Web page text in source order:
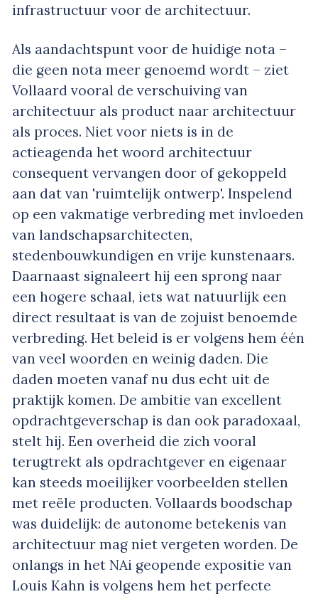
infrastructuur voor de architectuur.
Als aandachtspunt voor de huidige nota –
die geen nota meer genoemd wordt – ziet
Vollaard vooral de verschuiving van
architectuur als product naar architectuur
als proces. Niet voor niets is in de
actieagenda het woord architectuur
consequent vervangen door of gekoppeld
aan dat van 'ruimtelijk ontwerp'. Inspelend
op een vakmatige verbreding met invloeden
van landschapsarchitecten,
stedenbouwkundigen en vrije kunstenaars.
Daarnaast signaleert hij een sprong naar
een hogere schaal, iets wat natuurlijk een
direct resultaat is van de zojuist benoemde
verbreding. Het beleid is er volgens hem één
van veel woorden en weinig daden. Die
daden moeten vanaf nu dus echt uit de
praktijk komen. De ambitie van excellent
opdrachtgeverschap is dan ook paradoxaal,
stelt hij. Een overheid die zich vooral
terugtrekt als opdrachtgever en eigenaar
kan steeds moeilijker voorbeelden stellen
met reële producten. Vollaards boodschap
was duidelijk: de autonome betekenis van
architectuur mag niet vergeten worden. De
onlangs in het NAi geopende expositie van
Louis Kahn is volgens hem het perfecte